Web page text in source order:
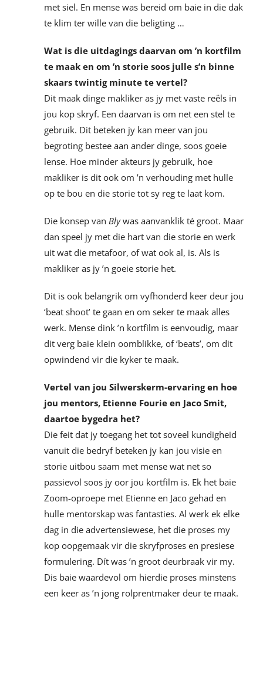
met siel. En mense was bereid om baie in die dak
te klim ter wille van die beligting …
Wat is die uitdagings daarvan om ’n kortfilm
te maak en om ’n storie soos julle s’n binne
skaars twintig minute te vertel?
Dit maak dinge makliker as jy met vaste reëls in
jou kop skryf. Een daarvan is om net een stel te
gebruik. Dit beteken jy kan meer van jou
begroting bestee aan ander dinge, soos goeie
lense. Hoe minder akteurs jy gebruik, hoe
makliker is dit ook om ’n verhouding met hulle
op te bou en die storie tot sy reg te laat kom.
Die konsep van Blywas aanvanklik té groot. Maar
dan speel jy met die hart van die storie en werk
uit wat die metafoor, of wat ook al, is. Als is
makliker as jy ’n goeie storie het.
Dit is ook belangrik om vyfhonderd keer deur jou
‘beat shoot’ te gaan en om seker te maak alles
werk. Mense dink ’n kortfilm is eenvoudig, maar
dit verg baie klein oomblikke, of ‘beats’, om dit
opwindend vir die kyker te maak.
Vertel van jou Silwerskerm-ervaring en hoe
jou mentors, Etienne Fourie en Jaco Smit,
daartoe bygedra het?
Die feit dat jy toegang het tot soveel kundigheid
vanuit die bedryf beteken jy kan jou visie en
storie uitbou saam met mense wat net so
passievol soos jy oor jou kortfilm is. Ek het baie
Zoom-oproepe met Etienne en Jaco gehad en
hulle mentorskap was fantasties. Al werk ek elke
dag in die advertensiewese, het die proses my
kop oopgemaak vir die skryfproses en presiese
formulering. Dít was ’n groot deurbraak vir my.
Dis baie waardevol om hierdie proses minstens
een keer as ’n jong rolprentmaker deur te maak.